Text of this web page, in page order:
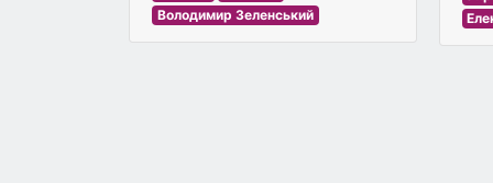
Володимир Зеленський